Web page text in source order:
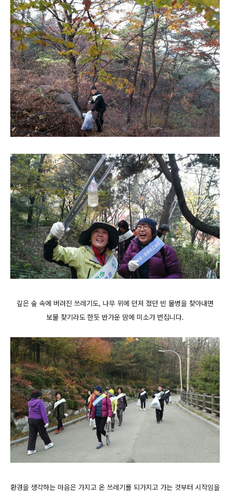
깊은 숲 속에 버려진 쓰레기도, 나무 위에 던져 졌던 빈 물병을 찾아내면
보물 찾기라도 한듯 반가운 맘에 미소가 번집니다.
환경을 생각하는 마음은 가지고 온 쓰레기를 되가지고 가는 것부터 시작임을